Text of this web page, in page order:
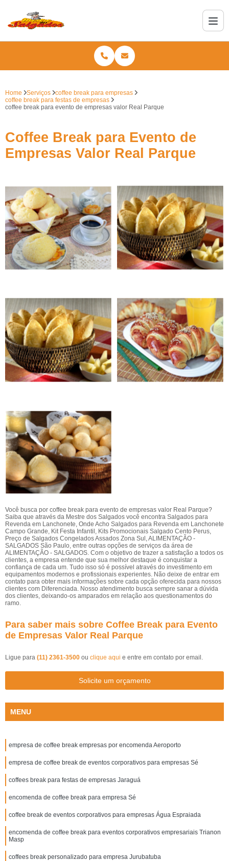
Home Serviços
coffee break para empresas
coffee break para festas de empresas
coffee break para evento de empresas valor Real Parque
Coffee Break para Evento de
Empresas Valor Real Parque
Você busca por coffee break para evento de empresas valor Real Parque?
Saiba que através da Mestre dos Salgados você encontra Salgados para
Revenda em Lanchonete, Onde Acho Salgados para Revenda em Lanchonete
Campo Grande, Kit Festa Infantil, Kits Promocionais Salgado Cento Perus,
Preço de Salgados Congelados Assados Zona Sul, ALIMENTAÇÃO -
SALGADOS São Paulo, entre outras opções de serviços da área de
ALIMENTAÇÃO - SALGADOS. Com o objetivo de trazer a satisfação a todos os
clientes, a empresa entende que sua melhor destaque é conquistar a
confiança de cada um. Tudo isso só é possível através do investimento em
equipamentos modernos e profissionais experientes. Não deixe de entrar em
contato para obter mais informações sobre cada opção oferecida para nossos
clientes com Diferenciada. Nosso atendimento busca sempre sanar a dúvida
dos clientes, deixando-os amparados em relação aos questionamentos do
ramo.
Para saber mais sobre Coffee Break para Evento
de Empresas Valor Real Parque
Ligue para (11) 2361-3500 ou clique aqui e entre em contato por email.
Solicite um orçamento
MENU
empresa de coffee break empresas por encomenda Aeroporto
empresa de coffee break de eventos corporativos para empresas Sé
coffees break para festas de empresas Jaraguá
encomenda de coffee break para empresa Sé
coffee break de eventos corporativos para empresas Água Espraiada
encomenda de coffee break para eventos corporativos empresariais Trianon
Masp
coffees break personalizado para empresa Jurubatuba